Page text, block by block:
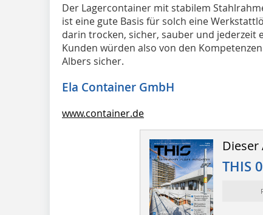
Der Lagercontainer mit stabilem
ist eine gute Basis für solch eine
darin trocken, sicher, sauber und jederzeit
Kunden würden also von den
Albers sicher.
Ela Container GmbH
www.container.de
THIS